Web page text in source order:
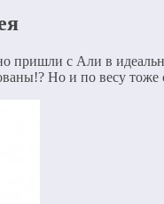
пришли с Али в
Но и по весу тоже